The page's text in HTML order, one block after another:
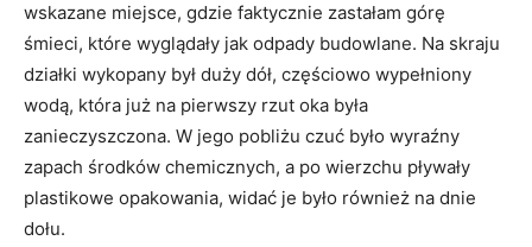
wskazane miejsce, gdzie faktycznie zastałam górę
śmieci, które wyglądały jak odpady budowlane. Na skraju
działki wykopany był duży dół, częściowo wypełniony
wodą, która już na pierwszy rzut oka była
zanieczyszczona. W jego pobliżu czuć było wyraźny
zapach środków chemicznych, a po wierzchu pływały
plastikowe opakowania, widać je było również na dnie
dołu.